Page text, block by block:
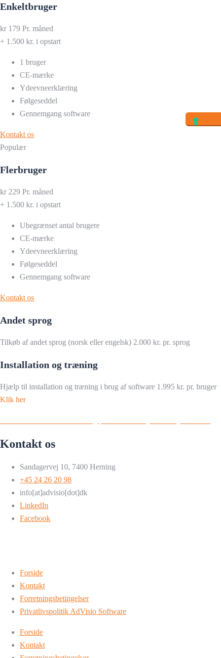
Enkeltbruger
kr 179 Pr. måned
+ 1.500 kr. i opstart
1 bruger
CE-mærke
Ydeevneerklæring
Følgeseddel
Gennemgang software
Kontakt os
Populær
Flerbruger
kr 229 Pr. måned
+ 1.500 kr. i opstart
Ubegrænset antal brugere
CE-mærke
Ydeevneerklæring
Følgeseddel
Gennemgang software
Kontakt os
Andet sprog
Tilkøb af andet sprog (norsk eller engelsk) 2.000 kr. pr. sprog
Installation og træning
Hjælp til installation og træning i brug af software 1.995 kr. pr. bruger
Klik her
Kontakt os
Sandagervej 10, 7400 Herning
+45 24 26 20 98
info[at]advisio[dot]dk
LinkedIn
Facebook
Forside
Kontakt
Forretningsbetingelser
Privatlivspolitik AdVisio Software
Forside
Kontakt